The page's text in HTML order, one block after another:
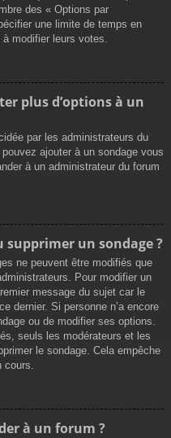
des « Options par
une limite de temps en
modifier leurs votes.
plus d’options à un
par les administrateurs du
ajouter à un sondage vous
à un administrateur du forum
un sondage ?
ne peuvent être modifiés que
Pour modifier un
message du sujet car le
dernier. Si personne n’a encore
ou de modifier ses options.
seuls les modérateurs et les
le sondage. Cela empêche
cours.
à un forum ?